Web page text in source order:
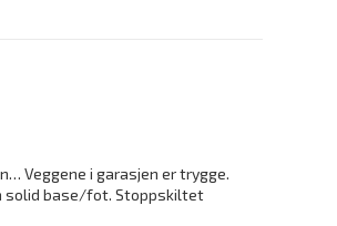
Veggene i garasjen er trygge.
solid base/fot. Stoppskiltet